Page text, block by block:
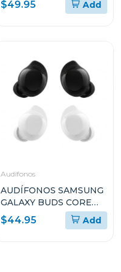
CANCELACIÓN DE
$49.95 Add
Audifonos
AUDÍFONOS SAMSUNG
GALAXY BUDS CORE
SMR410N
$44.95 Add